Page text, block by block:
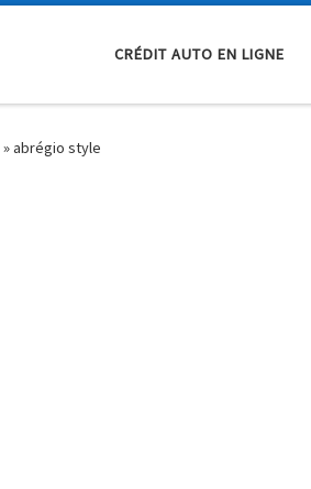
CRÉDIT AUTO EN LIGNE
»abrégio style